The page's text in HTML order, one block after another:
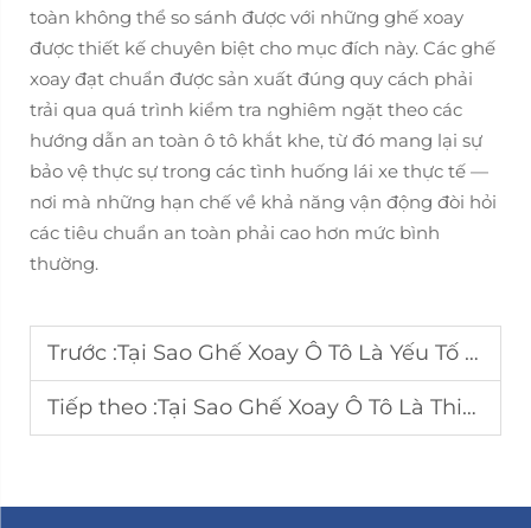
toàn không thể so sánh được với những ghế xoay
được thiết kế chuyên biệt cho mục đích này. Các ghế
xoay đạt chuẩn được sản xuất đúng quy cách phải
trải qua quá trình kiểm tra nghiêm ngặt theo các
hướng dẫn an toàn ô tô khắt khe, từ đó mang lại sự
bảo vệ thực sự trong các tình huống lái xe thực tế —
nơi mà những hạn chế về khả năng vận động đòi hỏi
các tiêu chuẩn an toàn phải cao hơn mức bình
thường.
Trước :Tại Sao Ghế Xoay Ô Tô Là Yếu Tố Thiết Yếu Cho Việc Lên Xe Dễ Dàng
Tiếp theo :Tại Sao Ghế Xoay Ô Tô Là Thiết Bị Cần Có Cho Di Chuyển Dễ Tiếp Cận